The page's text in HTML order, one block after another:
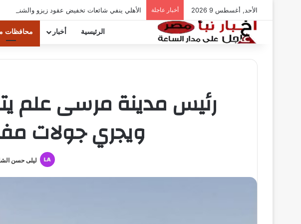
الأحد, أغسطس 9 2026 أخبار عاجلة الأهلي ينفي شائعات تخفيض عقود زيزو والشناوي
الرئيسية أخبار محافظات
رئيس مدينة مرسى علم
ويجري جولات
ليلى حسن